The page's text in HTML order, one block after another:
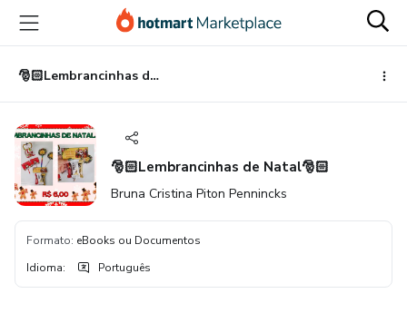
para
conteúdo
principal
para
pagamento
para
rodapé
🎅🏻Lembrancinhas de Natal🎅🏻
🎅🏻Lembrancinhas de Natal🎅🏻
Bruna Cristina Piton Pennincks
Formato: eBooks ou Documentos
Idioma: Português